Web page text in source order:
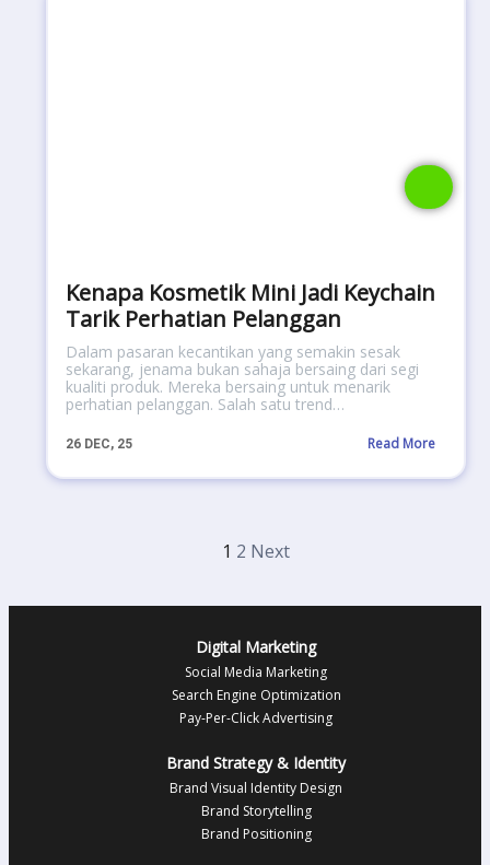
Kenapa Kosmetik Mini Jadi Keychain
Tarik Perhatian Pelanggan
26 DEC, 25
Dalam pasaran kecantikan yang semakin sesak
sekarang, jenama bukan sahaja bersaing dari segi
kualiti produk. Mereka bersaing untuk menarik
perhatian pelanggan. Salah satu trend…
Read More
1 2 Next
Digital Marketing
Social Media Marketing
Search Engine Optimization
Pay-Per-Click Advertising
Brand Strategy & Identity
Brand Visual Identity Design
Brand Storytelling
Brand Positioning